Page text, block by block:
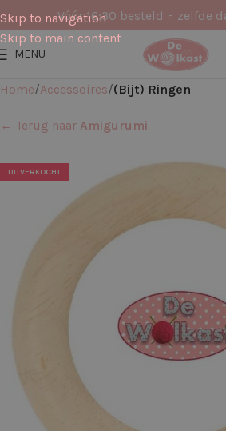
Skip to navigation
Skip to main content
Vóór 16:30 besteld = zelfde
MENU
Home Accessoires (Bijt) Ringen
← Terug naar Amigurumi
UITVERKOCHT